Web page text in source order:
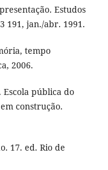
Estudos
191, jan./abr. 1991.
tempo
2006.
Escola pública do
construção.
17. ed. Rio de